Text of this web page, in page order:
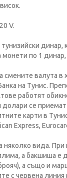
V.
монети по 1
валута в
на Тунис.
работят
долари се
карти в
Express,
няколко вида.
а бакшиша е
а също и
с червена линия